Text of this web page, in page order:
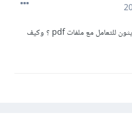
هل هنالك مكتبات في لغة البايثون للتعامل مع ملفات pdf ؟ وكيف